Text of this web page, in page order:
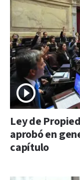
Ley de
aprobó en
capítulo